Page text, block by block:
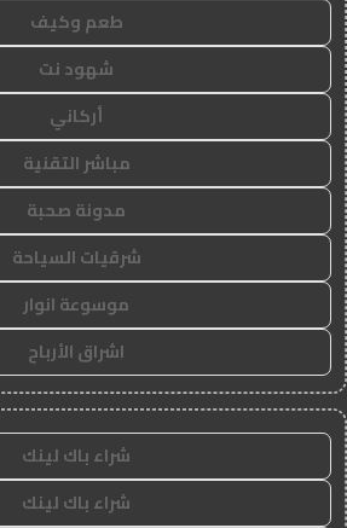
طعم وكيف
شهود نت
أركاني
مباشر التقنية
مدونة صحبة
شرقيات السياحة
موسوعة انوار
اشراق الأرباح
شراء باك لينك
شراء باك لينك